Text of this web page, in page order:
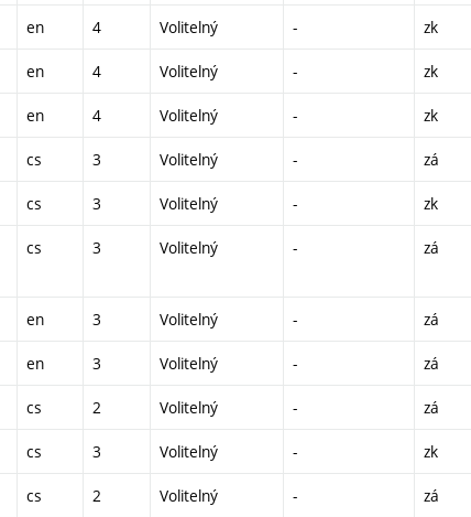
en 4 Volitelný - zk
en 4 Volitelný - zk
en 4 Volitelný - zk
cs 3 Volitelný - zá
cs 3 Volitelný - zk
cs 3 Volitelný - zá
en 3 Volitelný - zá
en 3 Volitelný - zá
cs 2 Volitelný - zá
cs 3 Volitelný - zk
cs 2 Volitelný - zá